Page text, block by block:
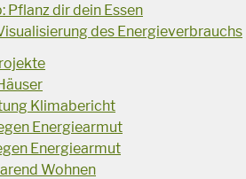
Pflanz dir dein Essen
des Energieverbrauchs
Klimabericht
Energiearmut
Energiearmut
Wohnen